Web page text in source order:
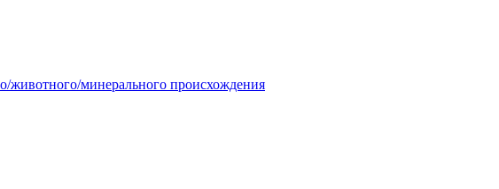
животного/минерального происхождения